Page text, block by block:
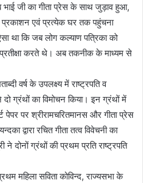
जी का गीता प्रेस के साथ जुड़ाव हुआ,
प्रकाशन एवं प्रत्येक घर तक पहुंचना
था कि जब लोग कल्याण पत्रिका को
करते थे। अब तकनीक के माध्यम से
वर्ष के उपलक्ष्य में राष्ट्रपति व
ग्रंथों का विमोचन किया। इन ग्रंथों में
पर श्रीरामचरितमानस और गीता प्रेस
द्वारा रचित गीता तत्व विवेचनी का
दोनों ग्रंथों की प्रथम प्रति राष्ट्रपति
महिला सविता कोविन्द, राज्यसभा के